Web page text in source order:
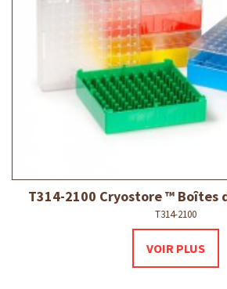
T314-2100 Cryostore ™ Boîtes
T314-2100
VOIR PLUS